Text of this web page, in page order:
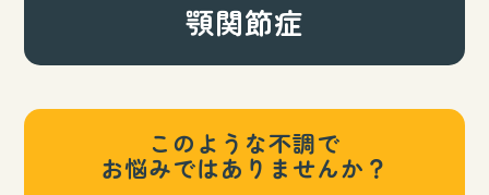
顎関節症
このような不調で
お悩みではありませんか？